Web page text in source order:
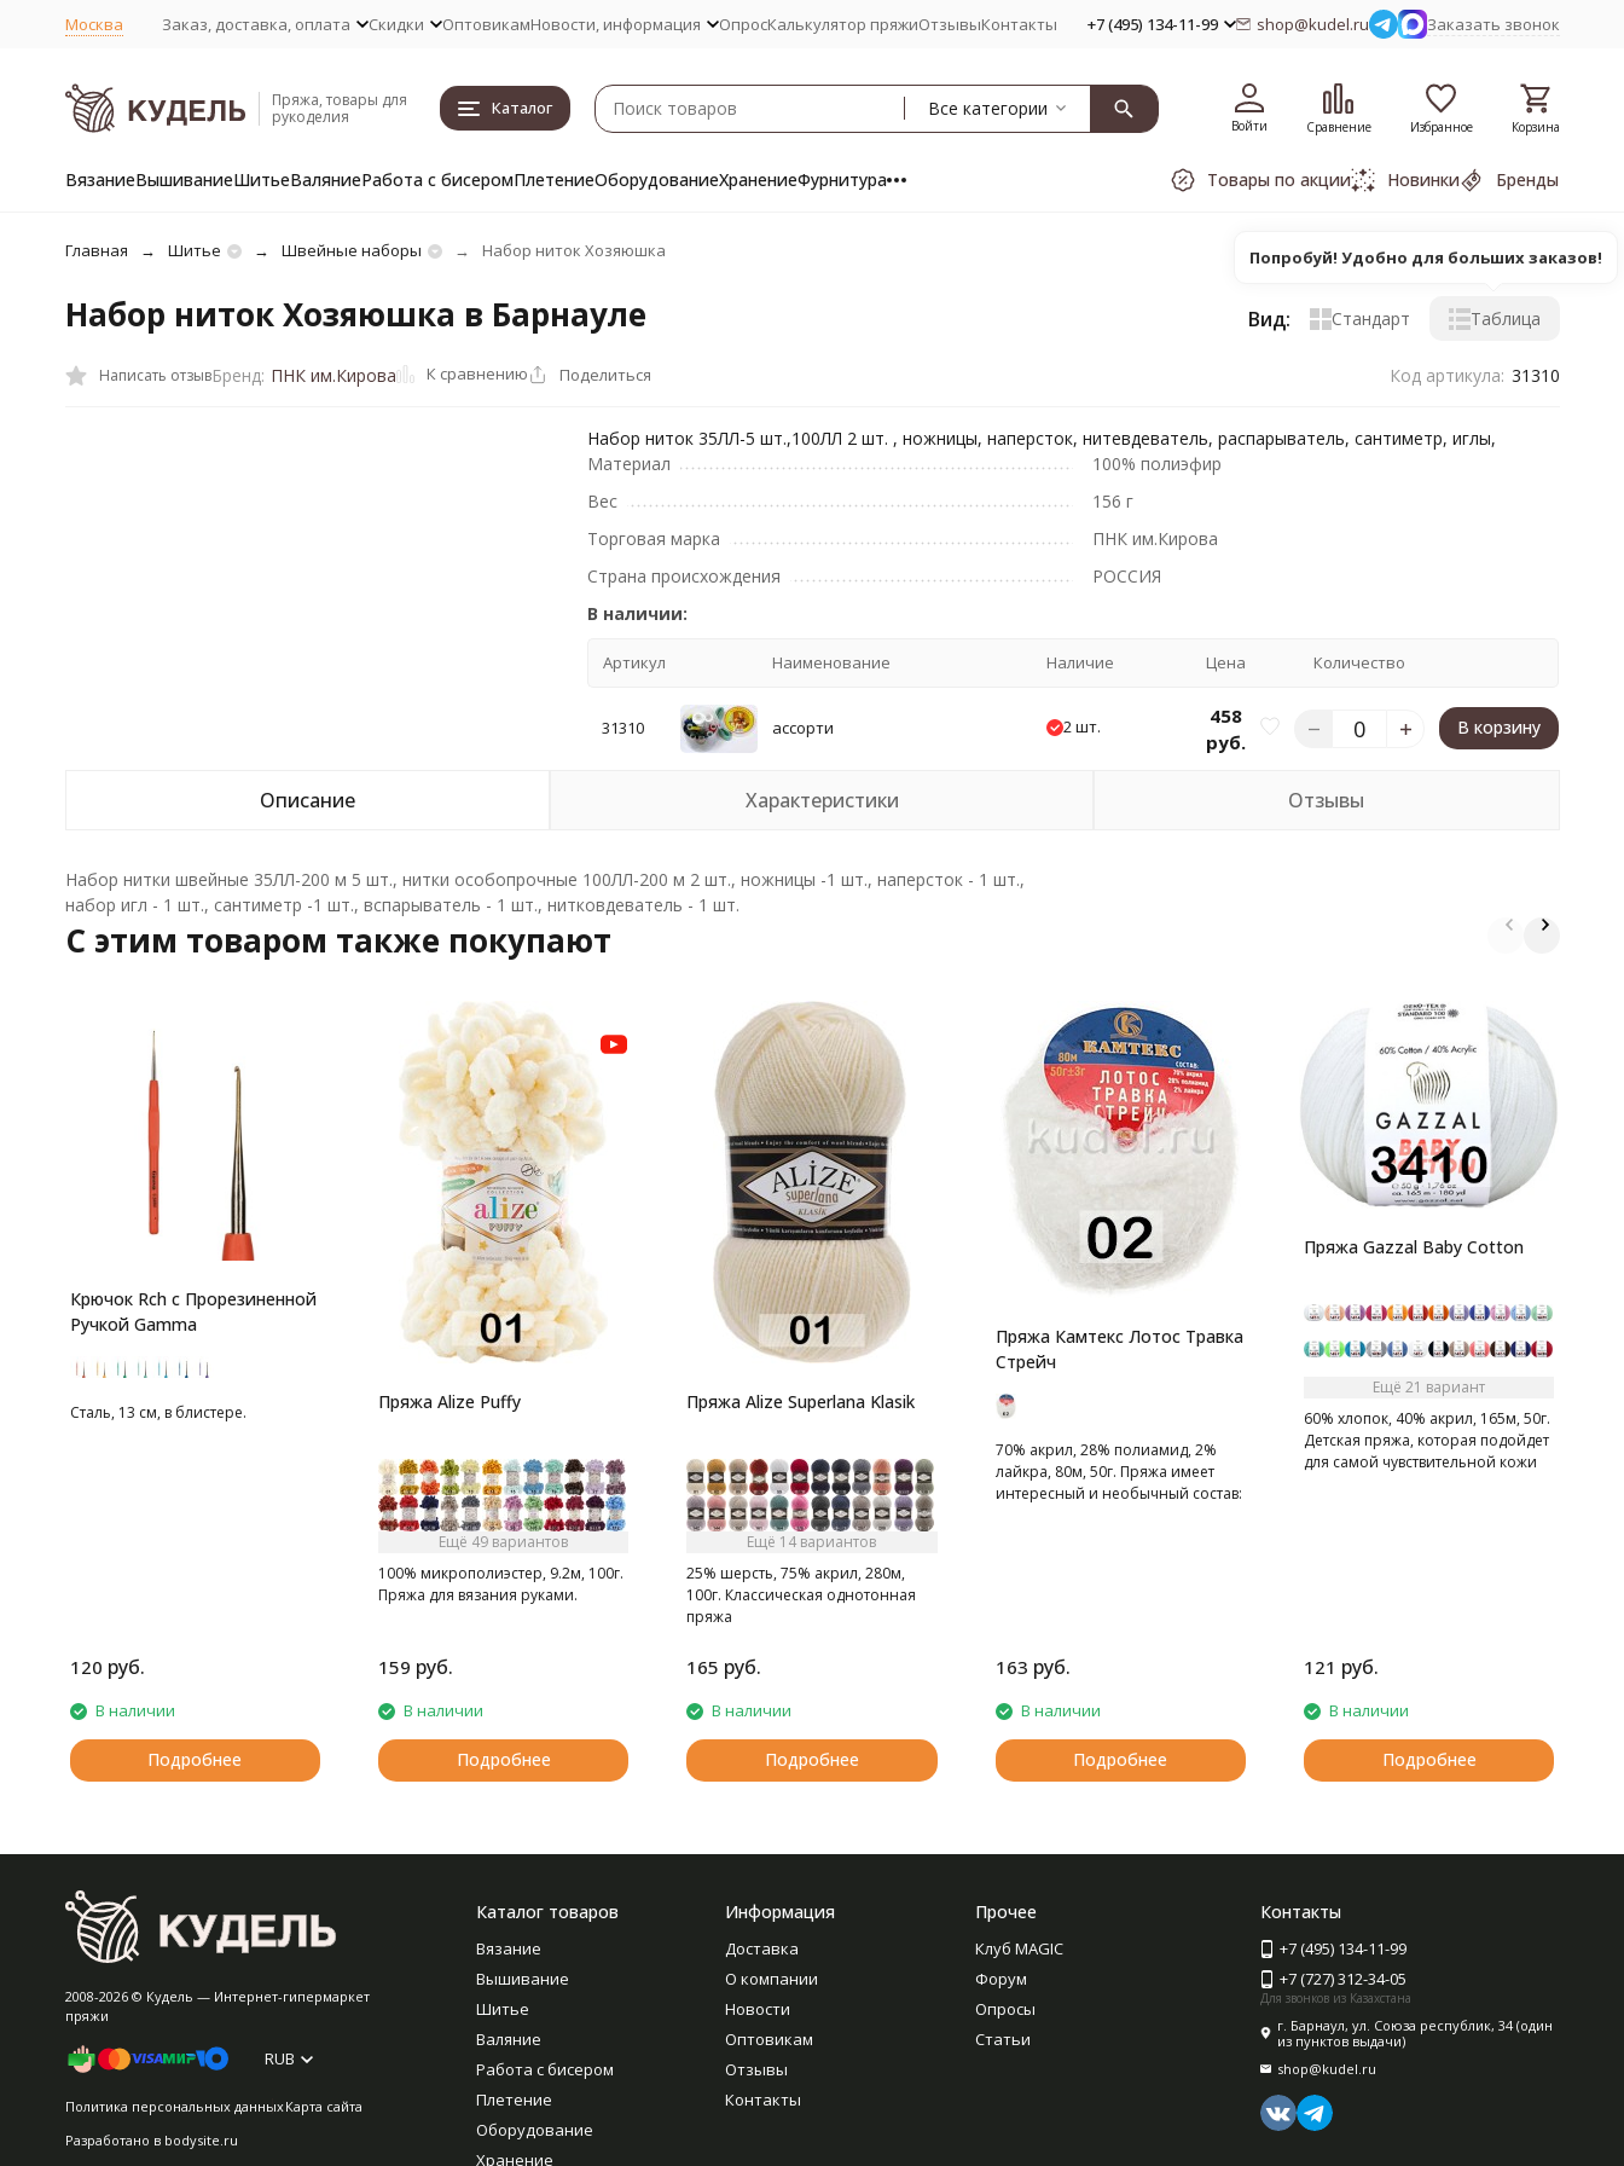
Москва Заказ, доставка, оплата Скидки ОптовикамНовости, информация ОпросКалькулятор пряжиОтзывыКонтакты +7 (495) 134-11-99 shop@kudel.ru Заказать звонок
Пряжа, товары для
рукоделия
Каталог Все категории
Войти Сравнение Избранное Корзина
ВязаниеВышиваниеШитьеВаляниеРабота с бисеромПлетениеОборудованиеХранениеФурнитура Товары по акции Новинки Бренды
Главная Шитье Швейные наборы Набор ниток Хозяюшка
Набор ниток Хозяюшка в Барнауле Вид: Стандарт Таблица
Написать отзывБренд: ПНК им.Кирова К сравнению Поделиться Код артикула: 31310
Набор ниток 35ЛЛ-5 шт.,100ЛЛ 2 шт. , ножницы, наперсток, нитевдеватель, распарыватель, сантиметр, иглы,
Материал
100% полиэфир
Вес
156 г
Торговая марка
ПНК им.Кирова
Страна происхождения
РОССИЯ
В наличии:
Артикул Наименование Наличие Цена Количество
31310 ассорти 2 шт.
458
руб.
В корзину
Описание Характеристики Отзывы
Набор нитки швейные 35ЛЛ-200 м 5 шт., нитки особопрочные 100ЛЛ-200 м 2 шт., ножницы -1 шт., наперсток - 1 шт.,
набор игл - 1 шт., сантиметр -1 шт., вспарыватель - 1 шт., нитковдеватель - 1 шт.
C этим товаром также покупают
Крючок Rch с Прорезиненной
Ручкой Gamma
Сталь, 13 см, в блистере.
120 руб.
В наличии
Подробнее
Пряжа Alize Puffy
Ещё 49 вариантов
100% микрополиэстер, 9.2м, 100г.
Пряжа для вязания руками.
159 руб.
В наличии
Подробнее
Пряжа Alize Superlana Klasik
Ещё 14 вариантов
25% шерсть, 75% акрил, 280м,
100г. Классическая однотонная
пряжа
165 руб.
В наличии
Подробнее
Пряжа Камтекс Лотос Травка
Стрейч
70% акрил, 28% полиамид, 2%
лайкра, 80м, 50г. Пряжа имеет
интересный и необычный состав:
163 руб.
В наличии
Подробнее
Пряжа Gazzal Baby Cotton
Ещё 21 вариант
60% хлопок, 40% акрил, 165м, 50г.
Детская пряжа, которая подойдет
для самой чувствительной кожи
121 руб.
В наличии
Подробнее
2008-2026 © Кудель — Интернет-гипермаркет
пряжи
RUB
Политика персональных данныхКарта сайта
Разработано в bodysite.ru
Каталог товаров
Вязание
Вышивание
Шитье
Валяние
Работа с бисером
Плетение
Оборудование
Хранение
Информация
Доставка
О компании
Новости
Оптовикам
Отзывы
Контакты
Прочее
Клуб MAGIC
Форум
Опросы
Статьи
Контакты
+7 (495) 134-11-99
+7 (727) 312-34-05
Для звонков из Казахстана
г. Барнаул, ул. Союза республик, 34 (один
из пунктов выдачи)
shop@kudel.ru
Попробуй! Удобно для больших заказов!